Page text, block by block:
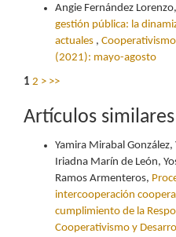
Angie Fernández Lorenzo,
gestión pública: la
actuales ,
(2021): mayo-agosto
1 2 > >>
Artículos similares
Yamira Mirabal González,
Iriadna Marín de León,
Ramos Armenteros,
intercooperación
cumplimiento de la
Cooperativismo y